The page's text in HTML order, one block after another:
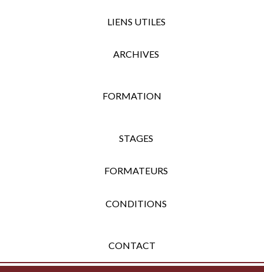
LIENS UTILES
ARCHIVES
FORMATION
STAGES
FORMATEURS
CONDITIONS
CONTACT